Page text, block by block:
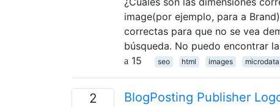
image(por ejemplo, para a
correctas para que no se vea
búsqueda. No puedo encontrar
15
seo html images microdata
2
BlogPosting Publisher